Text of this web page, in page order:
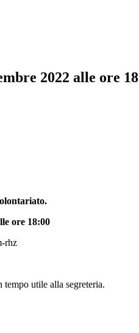
2022 alle ore
ore 18:00
rhz
utile alla segreteria.